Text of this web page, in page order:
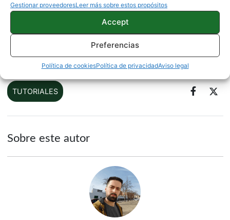
Gestionar proveedoresLeer más sobre estos propósitos
Accept
Preferencias
Política de cookiesPolítica de privacidadAviso legal
Instagram permitirá descargar todas las fotos,
videos y mensajes próximamente
TUTORIALES
Sobre este autor